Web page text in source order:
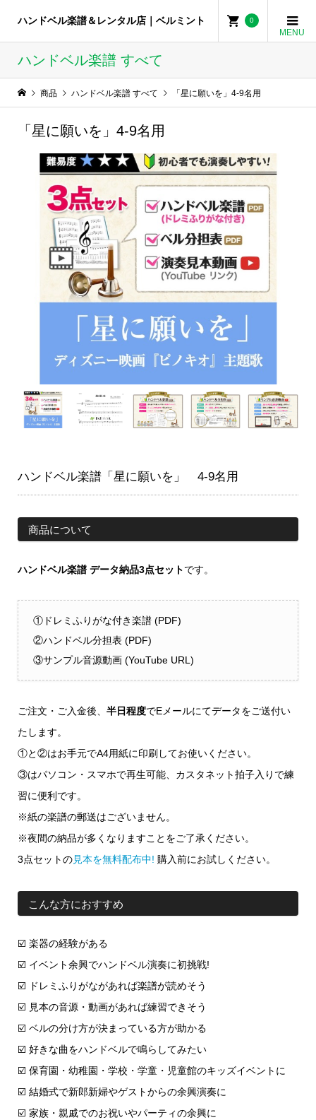
ハンドベル楽譜＆レンタル店｜ベルミント 0
ハンドベル楽譜 すべて
商品 ハンドベル楽譜 すべて 「星に願いを」4-9名用
「星に願いを」4-9名用
ハンドベル楽譜「星に願いを」 4-9名用
商品について
ハンドベル楽譜 データ納品3点セットです。
①ドレミふりがな付き楽譜 (PDF)
②ハンドベル分担表 (PDF)
③サンプル音源動画 (YouTube URL)
ご注文・ご入金後、 半日程度でEメールにてデータをご送付い
たします。
①と②はお手元でA4用紙に印刷してお使いください。
③はパソコン・スマホで再生可能、カスタネット拍子入りで練
習に便利です。
※紙の楽譜の郵送はございません。
※夜間の納品が多くなりますことをご了承ください。
3点セットの見本を無料配布中! 購入前にお試しください。
こんな方におすすめ
☑️ 楽器の経験がある
☑️ イベント余興でハンドベル演奏に初挑戦!
☑️ ドレミふりがながあれば楽譜が読めそう
☑️ 見本の音源・動画があれば練習できそう
☑️ ベルの分け方が決まっている方が助かる
☑️ 好きな曲をハンドベルで鳴らしてみたい
☑️ 保育園・幼稚園・学校・学童・児童館のキッズイベントに
☑️ 結婚式で新郎新婦やゲストからの余興演奏に
☑️ 家族・親戚でのお祝いやパーティの余興に